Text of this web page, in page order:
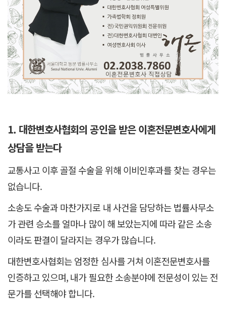
1. 대한변호사협회의 공인을 받은 이혼전문변호사에게
상담을 받는다
교통사고 이후 골절 수술을 위해 이비인후과를 찾는 경우는
없습니다.
소송도 수술과 마찬가지로 내 사건을 담당하는 법률사무소
가 관련 승소를 얼마나 많이 해 보았는지에 따라 같은 소송
이라도 판결이 달라지는 경우가 많습니다.
대한변호사협회는 엄정한 심사를 거쳐 이혼전문변호사를
인증하고 있으며, 내가 필요한 소송분야에 전문성이 있는 전
문가를 선택해야 합니다.